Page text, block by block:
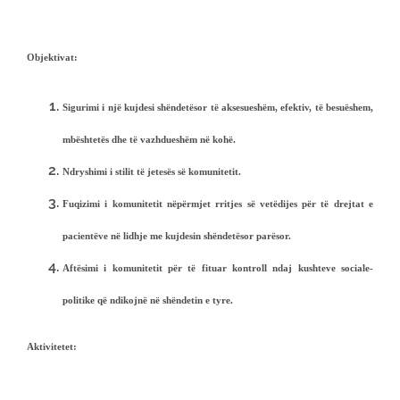
Objektivat:
Sigurimi i një kujdesi shëndetësor të aksesueshëm, efektiv, të besuëshem,
mbështetës dhe të vazhdueshëm në kohë.
Ndryshimi i stilit të jetesës së komunitetit.
Fuqizimi i komunitetit nëpërmjet rritjes së vetëdijes për të drejtat e
pacientëve në lidhje me kujdesin shëndetësor parësor.
Aftësimi i komunitetit për të fituar kontroll ndaj kushteve sociale-
politike që ndikojnë në shëndetin e tyre.
Aktivitetet: